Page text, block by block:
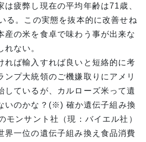
は疲弊し現在の平均年齢は71歳、
る。この実態を抜本的に改善せね
産の米を食卓で味わう事が出来な
れない。
ば輸入すれば良いと短絡的に考
ンプ大統領のご機嫌取りにアメリ
しているが、カルローズ米って遺
いのかな？(※) 確か遺伝子組み換
モンサント社（現：バイエル社）
界一位の遺伝子組み換え食品消費